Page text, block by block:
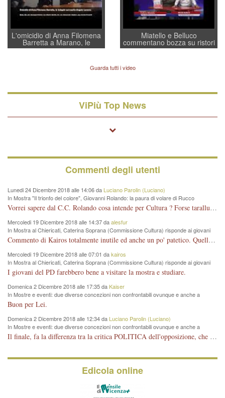
L'omicidio di Anna Filomena
Barretta a Marano, le
indagini dei carabinieri di
quelle di... Barbara D'Urso
Miatello e Belluco
commentano bozza su ristori
BPVi e Veneto Banca
Guarda tutti i video
ViPiù Top News
Commenti degli utenti
Lunedi 24 Dicembre 2018 alle 14:06 da Luciano Parolin (Luciano)
In Mostra "Il trionfo del colore", Giovanni Rolando: la paura di volare di Rucco
Vorrei sapere dal C.C. Rolando cosa intende per Cultura ? Forse tarallucci, vino e sagre, o spaghetti tricolori del PD ? Il continuo (s)parlare della mostra a Palazzo Chiericati caro consigliere DANNEGGIA FORTEMENTE l'immagine della città TUTTA e fa deviare i consensi che in RUSSIA (badi bene ex U.R.S.S.) sono ECCELLENTI. A livello artistico l'evento è di alta Valenza culturale, COMPITO di Tutta la Cittadinanza fare il possibile per propagandare l'iniziativa senza farne UN CASO PARTITICO come fa Lei da sempre. Meno Gazebo + Partecipazione! E così sia. Amen.
Mercoledi 19 Dicembre 2018 alle 14:37 daalesfur
In Mostra al Chiericati, Caterina Soprana (Commissione Cultura) risponde ai giovani
del Pd: "realizzata a costo zero per il Comune"
Commento di Kairos totalmente inutile ed anche un po' patetico. Quella che è completamente mancata è stata la promozione internazionale dell'evento effettuata da chi lo sa fare, l'amministrazione in questo è stata totalmente assente relegando al provincialismo una mostra che meritava ben altre platee ed i risultati sono sotto gli occhi di tutti. Su questo bisogna parlare, il fatto di averla organizzata al Chiericati certo non ha aiutato ma è un aspetto secondario rispetto a quello della promozione. In città con le mostre organizzate da Goldin - che certo ha fatto principalmente i suoi interessi, ma ne ha comunque beneficiato la città in immagine e commercio per il centro - arrivavano giornalmente pullman carichi di turisti. Dove sono i turisti ora?
Mercoledi 19 Dicembre 2018 alle 07:01 dakairos
In Mostra al Chiericati, Caterina Soprana (Commissione Cultura) risponde ai giovani
del Pd: "realizzata a costo zero per il Comune"
I giovani del PD farebbero bene a visitare la mostra e studiare.
Domenica 2 Dicembre 2018 alle 17:35 daKaiser
In Mostre e eventi: due diverse concezioni non confrontabili ovunque e anche a
Vicenza
Buon per Lei.
Domenica 2 Dicembre 2018 alle 12:34 da Luciano Parolin (Luciano)
In Mostre e eventi: due diverse concezioni non confrontabili ovunque e anche a
Vicenza
Il finale, fa la differenza tra la critica POLITICA dell'opposizione, che ha perso le elezioni ed è minoranza e non trova altri argomenti per politicizzare sul sito qua o là ? La critica d'arte invece è un'altra cosa che lascio agli altri. Per ora mi basta la lezione magistrale del prof. Giulianati.
Edicola online